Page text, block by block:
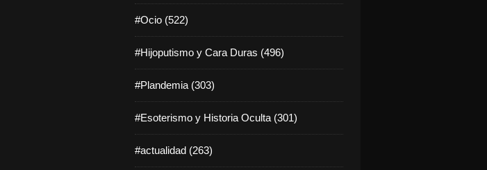
#Ocio (522)
#Hijoputismo y Cara Duras (496)
#Plandemia (303)
#Esoterismo y Historia Oculta (301)
#actualidad (263)